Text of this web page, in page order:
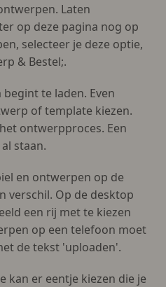
Laten
op deze pagina nog op
selecteer je deze optie,
& Bestel;.
te laden. Even
of template kiezen.
ontwerpproces. Een
staan.
en ontwerpen op de
verschil. Op de desktop
een rij met te kiezen
op een telefoon moet
de tekst 'uploaden'.
kan er eentje kiezen die je